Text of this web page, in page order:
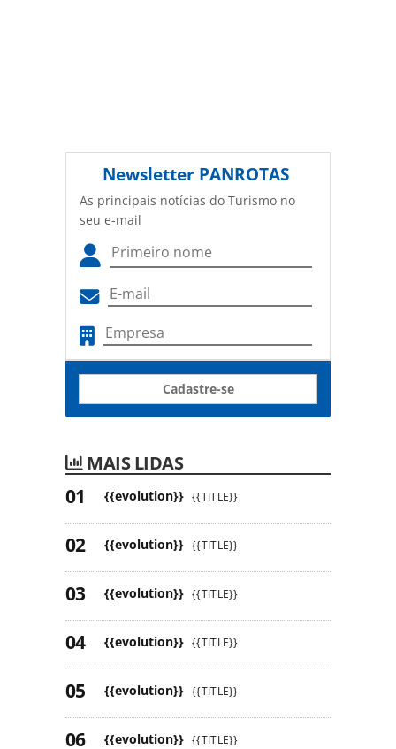
Newsletter PANROTAS
As principais notícias do Turismo no
seu e-mail
Cadastre-se
MAIS LIDAS
{{evolution}} {{TITLE}}
{{evolution}} {{TITLE}}
{{evolution}} {{TITLE}}
{{evolution}} {{TITLE}}
{{evolution}} {{TITLE}}
{{evolution}} {{TITLE}}